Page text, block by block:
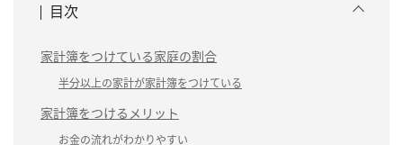
目次
家計簿をつけている家庭の割合
半分以上の家計が家計簿をつけている
家計簿をつけるメリット
お金の流れがわかりやすい